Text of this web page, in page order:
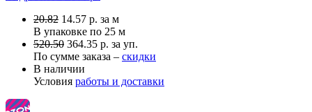
20.82 14.57 р. за м
В упаковке по 25 м
520.50 364.35 р. за уп.
По сумме заказа – скидки
В наличии
Условия работы и доставки